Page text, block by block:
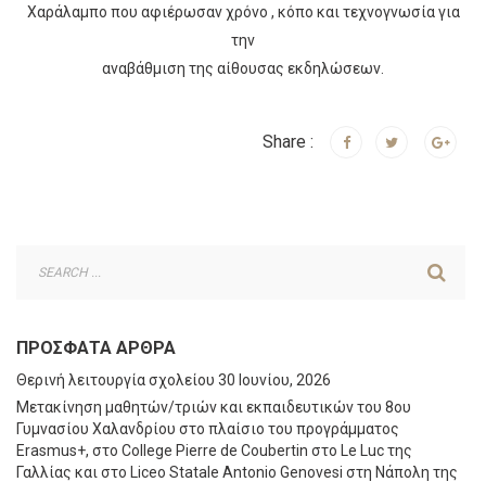
Χαράλαμπο που αφιέρωσαν χρόνο , κόπο και τεχνογνωσία για
την
αναβάθμιση της αίθουσας εκδηλώσεων.
Share :
ΠΡΌΣΦΑΤΑ ΆΡΘΡΑ
Θερινή λειτουργία σχολείου 30 Ιουνίου, 2026
Μετακίνηση μαθητών/τριών και εκπαιδευτικών του 8ου
Γυμνασίου Χαλανδρίου στο πλαίσιο του προγράμματος
Erasmus+, στο College Pierre de Coubertin στο Le Luc της
Γαλλίας και στο Liceo Statale Antonio Genovesi στη Νάπολη της